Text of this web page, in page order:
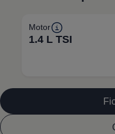
Motor
1.4 L TSI